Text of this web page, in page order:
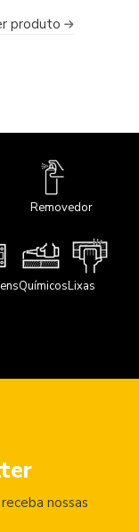
produto
Removedor
QuímicosLixas
nossas